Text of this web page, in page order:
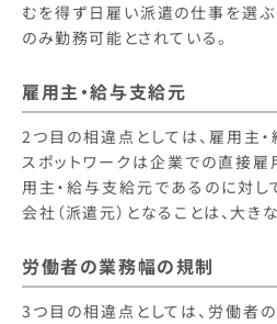
むを得ず日雇い派遣の仕事を選
のみ勤務可能とされている。
雇用主・給与支給元
2つ目の相違点としては、雇用主
スポットワークは企業での直接雇
用主・給与支給元であるのに対
会社（派遣元）となることは、大き
労働者の業務幅の規制
3つ目の相違点としては、労働者